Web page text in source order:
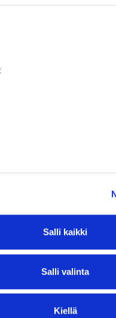
Salli kaikki
Salli valinta
Kiellä